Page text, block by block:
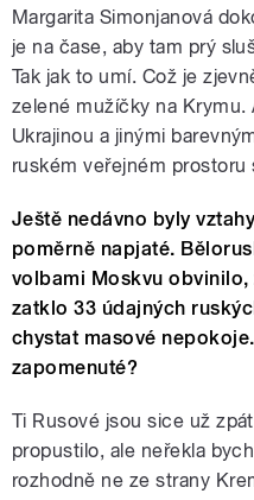
Margarita Simonjanová
je na čase, aby tam prý
Tak jak to umí. Což je
zelené mužíčky na Krymu.
Ukrajinou a jinými
ruském veřejném prostoru
Ještě nedávno byly
poměrně napjaté.
volbami Moskvu obvinilo,
zatklo 33 údajných
chystat masové
zapomenuté?
Ti Rusové jsou sice už
propustilo, ale neřekla
rozhodně ne ze strany